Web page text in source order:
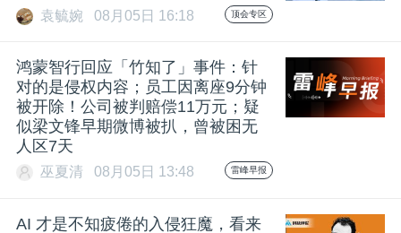
袁毓婉 08月05日 16:18 顶会专区
鸿蒙智行回应「竹知了」事件：针
对的是侵权内容；员工因离座9分钟
被开除！公司被判赔偿11万元；疑
似梁文锋早期微博被扒，曾被困无
人区7天
巫夏清 08月05日 13:48 雷峰早报
AI 才是不知疲倦的入侵狂魔，看来